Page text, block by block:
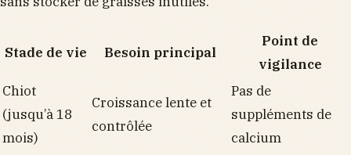
Stade de vie Besoin principal
Point de
vigilance
Chiot
(jusqu’à 18
mois)
Croissance lente et
contrôlée
Pas de
suppléments de
calcium